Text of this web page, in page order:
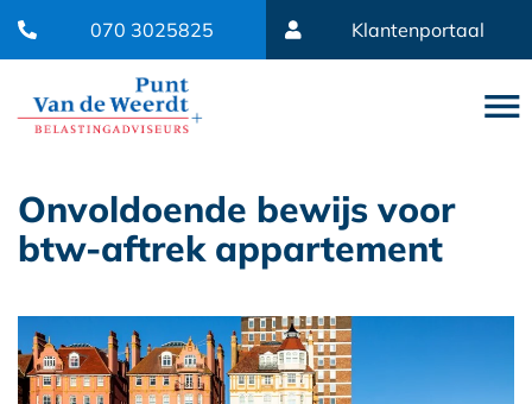
070 3025825 Klantenportaal
Onvoldoende bewijs voor
btw-aftrek appartement